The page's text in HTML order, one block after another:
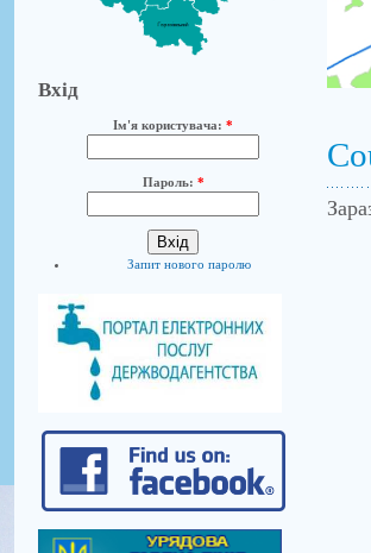
Вхід
Ім'я користувача: *
Пароль: *
Запит нового паролю